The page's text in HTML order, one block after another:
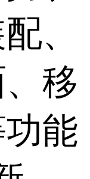
、
移
能